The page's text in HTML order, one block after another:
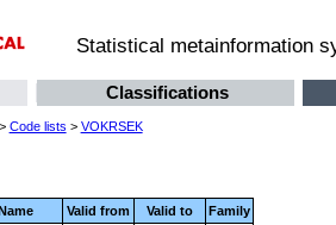
Statistical metainformation
Classifications
Code lists > VOKRSEK
Valid from Valid to
Family